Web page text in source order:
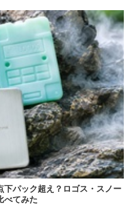
パック超え？ロゴス・スノー
べてみた